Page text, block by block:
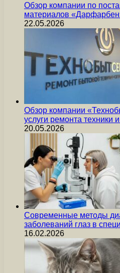
Обзор компании по
материалов
22.05.2026
Обзор компании
услуги ремонта техники
20.05.2026
Современные методы
заболеваний глаз в
16.02.2026